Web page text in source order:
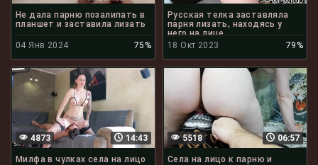
Не дала парню позалипать в
планшет и заставила лизать
04 Янв 2024 75%
Русская телка заставляла
парня лизать, находясь у
него на лице
18 Окт 2023
79%
14:43
4873
Милфа в чулках села на лицо
06:57
5518
Села на лицо к парню и